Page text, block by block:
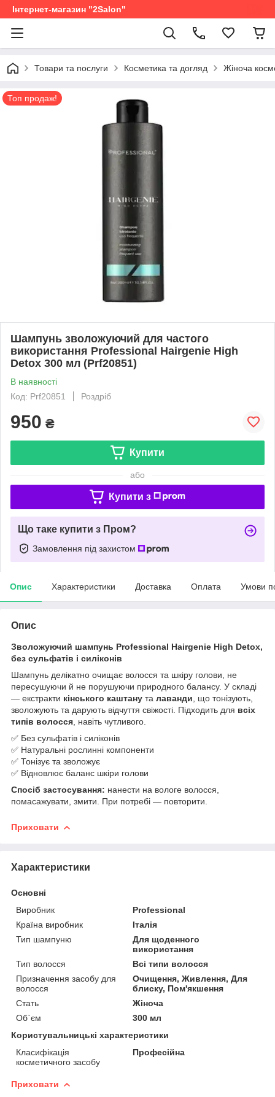
Інтернет-магазин "2Salon"
Товари та послуги Косметика та догляд Жіноча
Топ продаж!
Шампунь зволожуючий для частого
використання Professional Hairgenie High
Detox 300 мл (Prf20851)
В наявності
Код: Prf20851
Роздріб
950 ₴
Купити
або
Купити з
Що таке купити з Пром?
Замовлення під захистом
Опис Характеристики Доставка Оплата Умови
Опис
Зволожуючий шампунь Professional Hairgenie High Detox,
без сульфатів і силіконів
Шампунь делікатно очищає волосся та шкіру голови, не
пересушуючи й не порушуючи природного балансу. У складі
— екстракти кінського каштану та лаванди , що тонізують,
зволожують та дарують відчуття свіжості. Підходить для всіх
типів волосся , навіть чутливого.
✅ Без сульфатів і силіконів
✅ Натуральні рослинні компоненти
✅ Тонізує та зволожує
✅ Відновлює баланс шкіри голови
Спосіб застосування: нанести на вологе волосся,
помасажувати, змити. При потребі — повторити.
Приховати
Характеристики
Основні
Виробник
Professional
Країна виробник
Італія
Тип шампуню
Для щоденного
використання
Тип волосся
Всі типи волосся
Призначення засобу для
волосся
Очищення, Живлення, Для
блиску, Пом'якшення
Стать
Жіноча
Об`єм
300 мл
Користувальницькі характеристики
Класифікація
косметичного засобу
Професійна
Приховати